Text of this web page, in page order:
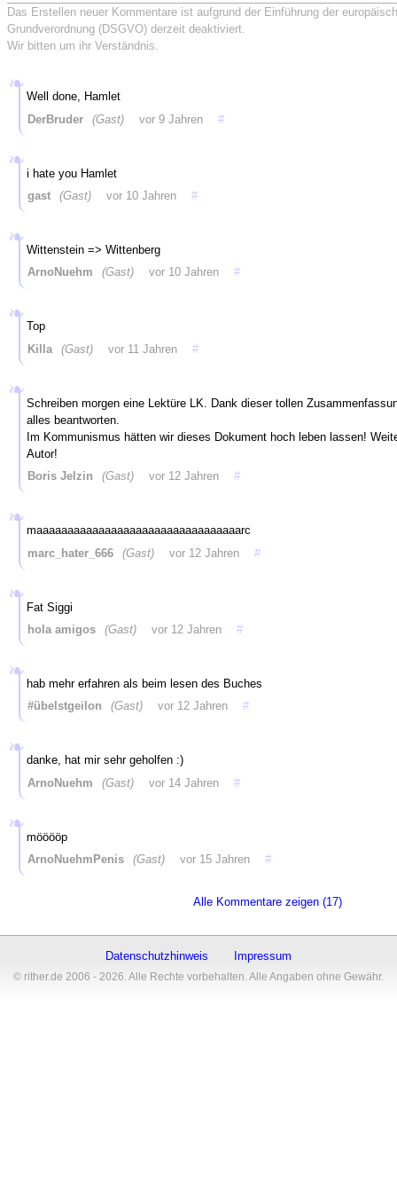
Das Erstellen neuer Kommentare ist aufgrund der Einführung der
Grundverordnung (DSGVO) derzeit deaktiviert.
Wir bitten um ihr Verständnis.
Well done, Hamlet
DerBruder
(Gast) vor 9 Jahren #
i hate you Hamlet
gast
(Gast) vor 10 Jahren #
Wittenstein => Wittenberg
ArnoNuehm
(Gast) vor 10 Jahren #
Top
Killa
(Gast) vor 11 Jahren #
Schreiben morgen eine Lektüre LK. Dank dieser tollen
alles beantworten.
Im Kommunismus hätten wir dieses Dokument hoch leben lassen!
Autor!
Boris Jelzin
(Gast) vor 12 Jahren #
maaaaaaaaaaaaaaaaaaaaaaaaaaaaaaaaarc
marc_hater_666
(Gast) vor 12 Jahren #
Fat Siggi
hola amigos
(Gast) vor 12 Jahren #
hab mehr erfahren als beim lesen des Buches
#übelstgeilon
(Gast) vor 12 Jahren #
danke, hat mir sehr geholfen :)
ArnoNuehm
(Gast) vor 14 Jahren #
mööööp
ArnoNuehmPenis
(Gast) vor 15 Jahren #
Alle Kommentare zeigen (17)
Datenschutzhinweis Impressum
© rither.de 2006 - 2026. Alle Rechte vorbehalten. Alle Angaben ohne Gewähr.